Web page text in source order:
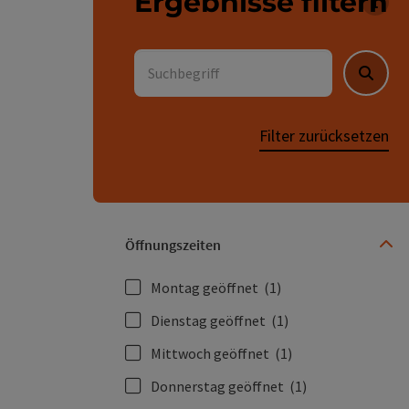
Für
Suchbegriff
Suchen
Filter zurücksetzen
Öffnungszeiten
Montag geöffnet (1)
Dienstag geöffnet (1)
Mittwoch geöffnet (1)
Donnerstag geöffnet (1)